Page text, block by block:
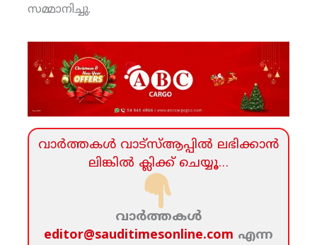
സമ്മാനിച്ചു.
വാര്‍ത്തകള്‍ വാട്‌സ്‌ആപ്പില്‍ ലഭിക്കാന്‍
ലിങ്കില്‍ ക്ലിക്ക്‌ ചെയ്യൂ…
വാര്‍ത്തകള്‍
editor@sauditimesonline.com എന്ന